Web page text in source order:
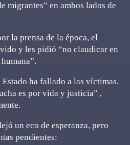
migrantes” en ambos lados de
la prensa de la época, el
y les pidió “no claudicar en
ha fallado a las víctimas.
es por vida y justicia” ,
un eco de esperanza, pero
pendientes: